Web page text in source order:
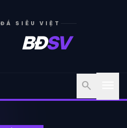
SIÊU VIỆT
BĐSV
search